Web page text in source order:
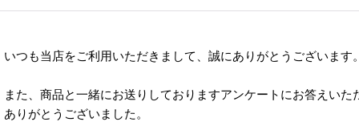
いつも当店をご利用いただきまして、誠にありがとうございます。
また、商品と一緒にお送りしておりますアンケートにお答えいた
ありがとうございました。